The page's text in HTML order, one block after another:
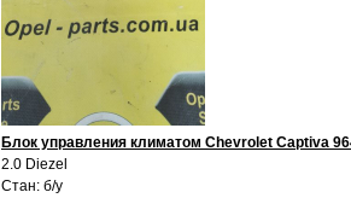
Блок управления климатом Chevrolet Captiva
2.0 Diezel
Стан: б/у